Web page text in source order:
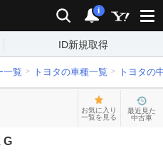
検索 通知
i
ID新規取得
一覧 トヨタの車種一覧 トヨタの
お気に入り
一覧を見る
最近見た
中古車
G